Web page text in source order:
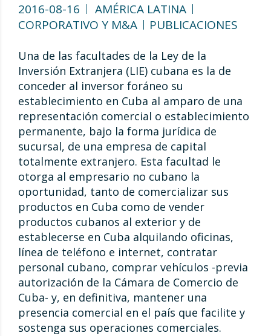
2016-08-16
AMÉRICA LATINA
CORPORATIVO Y M&A
PUBLICACIONES
Una de las facultades de la Ley de la
Inversión Extranjera (LIE) cubana es la de
conceder al inversor foráneo su
establecimiento en Cuba al amparo de una
representación comercial o establecimiento
permanente, bajo la forma jurídica de
sucursal, de una empresa de capital
totalmente extranjero. Esta facultad le
otorga al empresario no cubano la
oportunidad, tanto de comercializar sus
productos en Cuba como de vender
productos cubanos al exterior y de
establecerse en Cuba alquilando oficinas,
línea de teléfono e internet, contratar
personal cubano, comprar vehículos -previa
autorización de la Cámara de Comercio de
Cuba- y, en definitiva, mantener una
presencia comercial en el país que facilite y
sostenga sus operaciones comerciales.